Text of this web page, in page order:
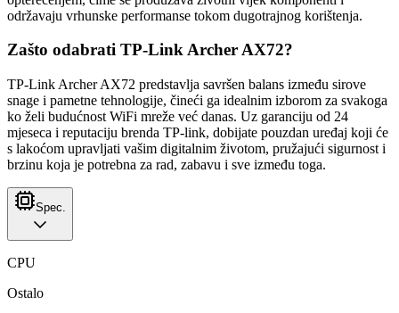
održavaju vrhunske performanse tokom dugotrajnog korištenja.
Zašto odabrati TP-Link Archer AX72?
TP-Link Archer AX72 predstavlja savršen balans između sirove
snage i pametne tehnologije, čineći ga idealnim izborom za svakoga
ko želi budućnost WiFi mreže već danas. Uz garanciju od 24
mjeseca i reputaciju brenda TP-link, dobijate pouzdan uređaj koji će
s lakoćom upravljati vašim digitalnim životom, pružajući sigurnost i
brzinu koja je potrebna za rad, zabavu i sve između toga.
Spec.
CPU
Ostalo